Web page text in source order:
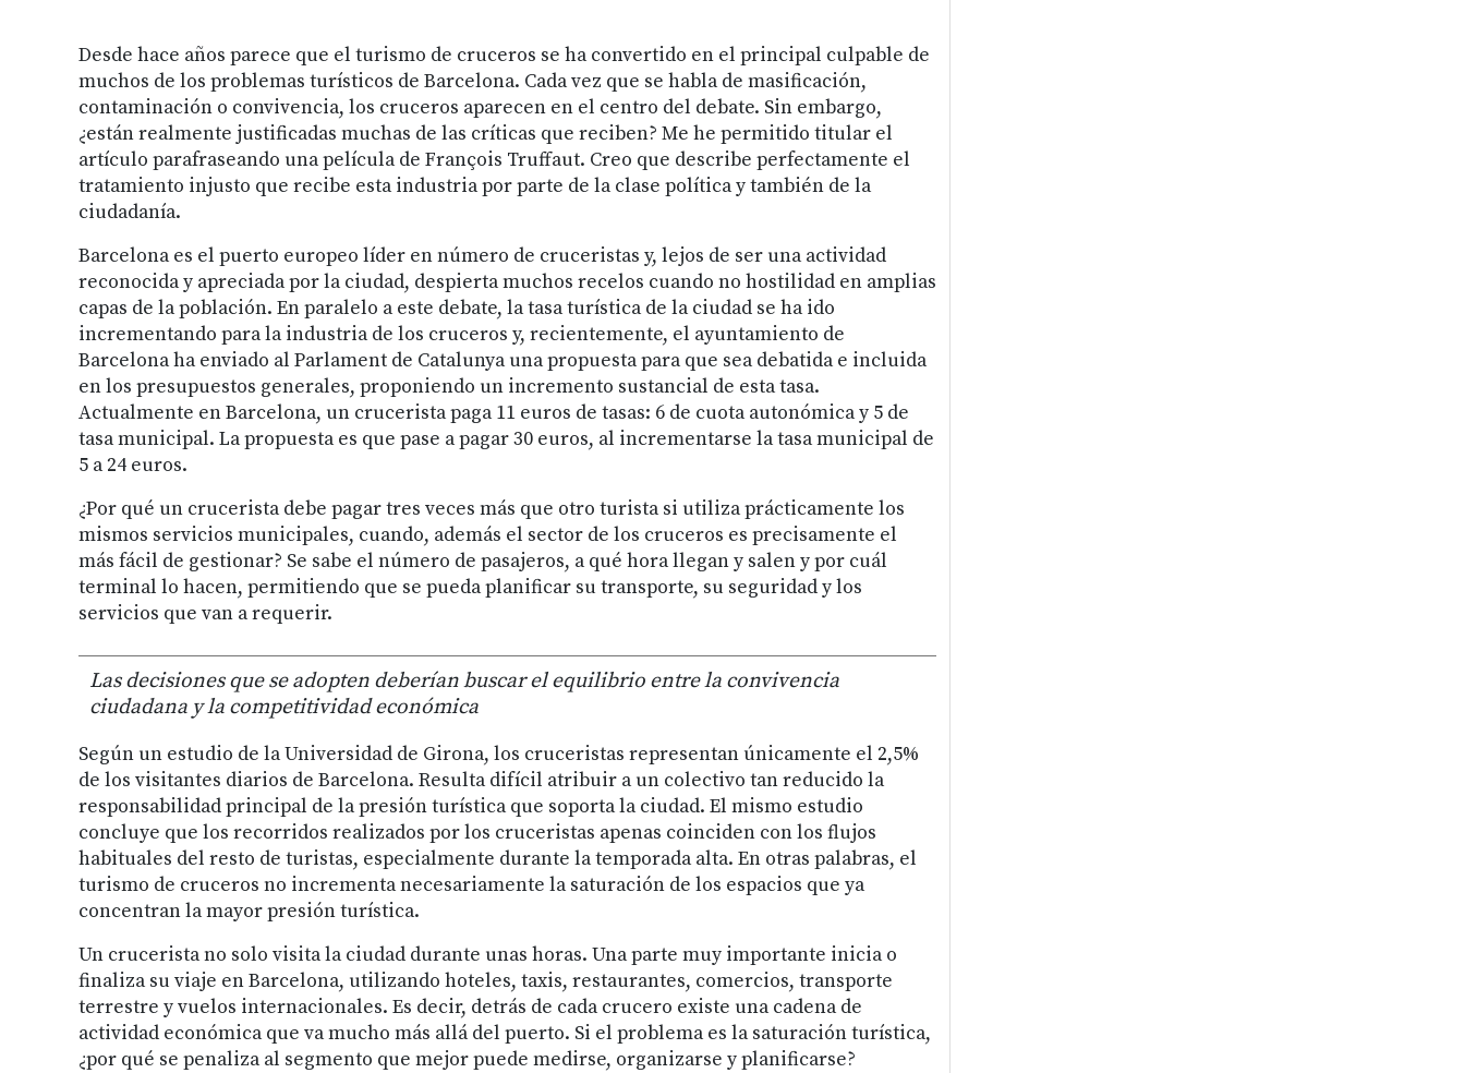
Desde hace años parece que el turismo de cruceros se ha convertido en el principal culpable de
muchos de los problemas turísticos de Barcelona. Cada vez que se habla de masificación,
contaminación o convivencia, los cruceros aparecen en el centro del debate. Sin embargo,
¿están realmente justificadas muchas de las críticas que reciben? Me he permitido titular el
artículo parafraseando una película de François Truffaut. Creo que describe perfectamente el
tratamiento injusto que recibe esta industria por parte de la clase política y también de la
ciudadanía.
Barcelona es el puerto europeo líder en número de cruceristas y, lejos de ser una actividad
reconocida y apreciada por la ciudad, despierta muchos recelos cuando no hostilidad en amplias
capas de la población. En paralelo a este debate, la tasa turística de la ciudad se ha ido
incrementando para la industria de los cruceros y, recientemente, el ayuntamiento de
Barcelona ha enviado al Parlament de Catalunya una propuesta para que sea debatida e incluida
en los presupuestos generales, proponiendo un incremento sustancial de esta tasa.
Actualmente en Barcelona, un crucerista paga 11 euros de tasas: 6 de cuota autonómica y 5 de
tasa municipal. La propuesta es que pase a pagar 30 euros, al incrementarse la tasa municipal de
5 a 24 euros.
¿Por qué un crucerista debe pagar tres veces más que otro turista si utiliza prácticamente los
mismos servicios municipales, cuando, además el sector de los cruceros es precisamente el
más fácil de gestionar? Se sabe el número de pasajeros, a qué hora llegan y salen y por cuál
terminal lo hacen, permitiendo que se pueda planificar su transporte, su seguridad y los
servicios que van a requerir.
Las decisiones que se adopten deberían buscar el equilibrio entre la convivencia
ciudadana y la competitividad económica
Según un estudio de la Universidad de Girona, los cruceristas representan únicamente el 2,5%
de los visitantes diarios de Barcelona. Resulta difícil atribuir a un colectivo tan reducido la
responsabilidad principal de la presión turística que soporta la ciudad. El mismo estudio
concluye que los recorridos realizados por los cruceristas apenas coinciden con los flujos
habituales del resto de turistas, especialmente durante la temporada alta. En otras palabras, el
turismo de cruceros no incrementa necesariamente la saturación de los espacios que ya
concentran la mayor presión turística.
Un crucerista no solo visita la ciudad durante unas horas. Una parte muy importante inicia o
finaliza su viaje en Barcelona, utilizando hoteles, taxis, restaurantes, comercios, transporte
terrestre y vuelos internacionales. Es decir, detrás de cada crucero existe una cadena de
actividad económica que va mucho más allá del puerto. Si el problema es la saturación turística,
¿por qué se penaliza al segmento que mejor puede medirse, organizarse y planificarse?